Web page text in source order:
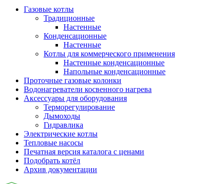
Газовые котлы
Традиционные
Настенные
Конденсационные
Настенные
Котлы для коммерческого применения
Настенные конденсационные
Напольные конденсационные
Проточные газовые колонки
Водонагреватели косвенного нагрева
Аксессуары для оборудования
Терморегулирование
Дымоходы
Гидравлика
Электрические котлы
Тепловые насосы
Печатная версия каталога с ценами
Подобрать котёл
Архив документации